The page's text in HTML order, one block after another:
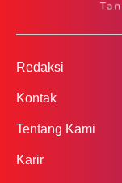
Redaksi
Kontak
Tentang Kami
Karir